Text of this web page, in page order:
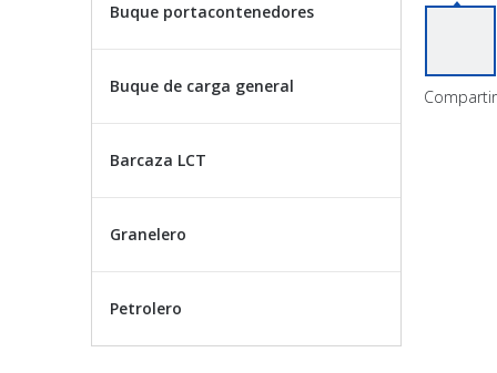
Buque portacontenedores
Buque de carga general
Barcaza LCT
Granelero
Petrolero